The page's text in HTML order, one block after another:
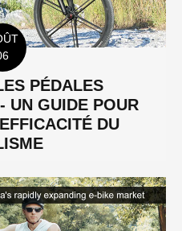
PÉDALES
UN GUIDE POUR
DU